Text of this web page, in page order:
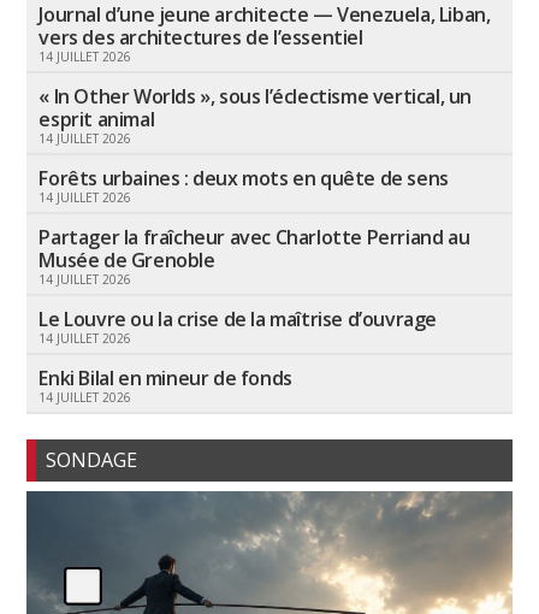
Journal d’une jeune architecte — Venezuela, Liban,
vers des architectures de l’essentiel
14 JUILLET 2026
« In Other Worlds », sous l’éclectisme vertical, un
esprit animal
14 JUILLET 2026
Forêts urbaines : deux mots en quête de sens
14 JUILLET 2026
Partager la fraîcheur avec Charlotte Perriand au
Musée de Grenoble
14 JUILLET 2026
Le Louvre ou la crise de la maîtrise d’ouvrage
14 JUILLET 2026
Enki Bilal en mineur de fonds
14 JUILLET 2026
SONDAGE